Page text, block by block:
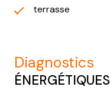
terrasse
diagnostics
ÉNERGÉTIQUES